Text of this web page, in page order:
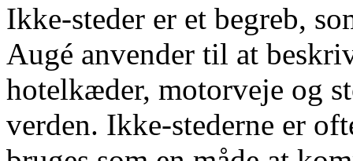
Ikke-steder er et begreb,
Augé anvender til at
hotelkæder, motorveje og
verden. Ikke-stederne er